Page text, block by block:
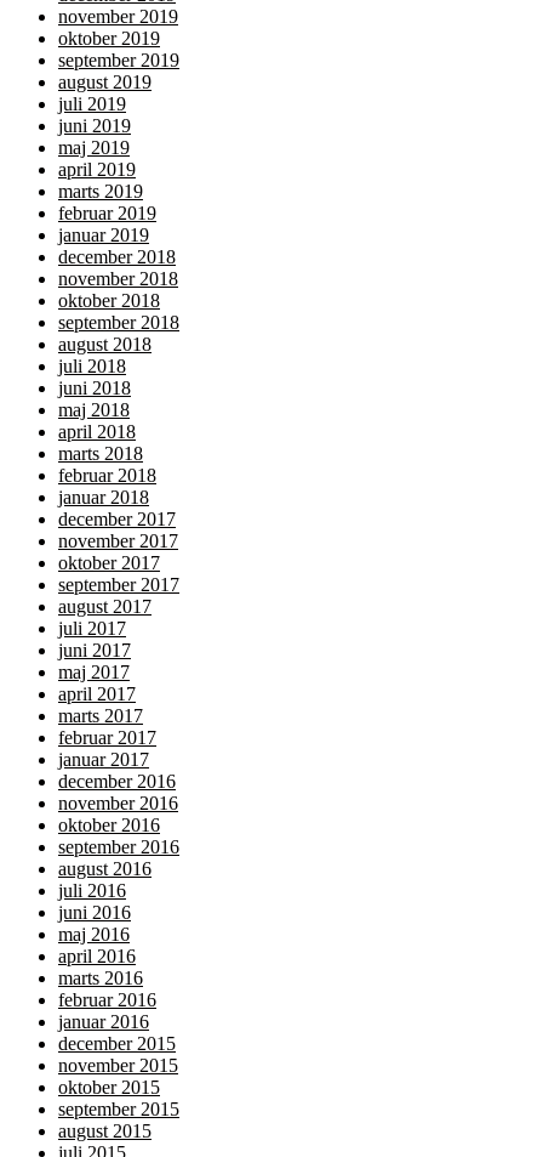
november 2019
oktober 2019
september 2019
august 2019
juli 2019
juni 2019
maj 2019
april 2019
marts 2019
februar 2019
januar 2019
december 2018
november 2018
oktober 2018
september 2018
august 2018
juli 2018
juni 2018
maj 2018
april 2018
marts 2018
februar 2018
januar 2018
december 2017
november 2017
oktober 2017
september 2017
august 2017
juli 2017
juni 2017
maj 2017
april 2017
marts 2017
februar 2017
januar 2017
december 2016
november 2016
oktober 2016
september 2016
august 2016
juli 2016
juni 2016
maj 2016
april 2016
marts 2016
februar 2016
januar 2016
december 2015
november 2015
oktober 2015
september 2015
august 2015